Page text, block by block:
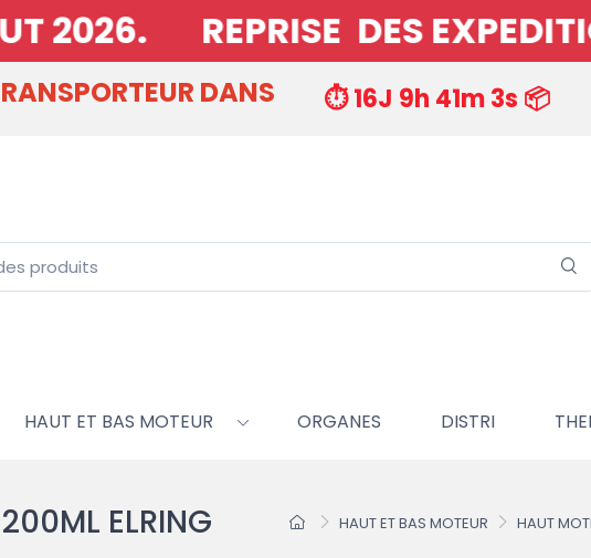
2026. REPRISE DES
DANS ⏱️ 16J 9h 41m 3s 📦
HAUT ET BAS MOTEUR ORGANES DISTRI
HAUT ET BAS MOTEUR HAUT
ELRING